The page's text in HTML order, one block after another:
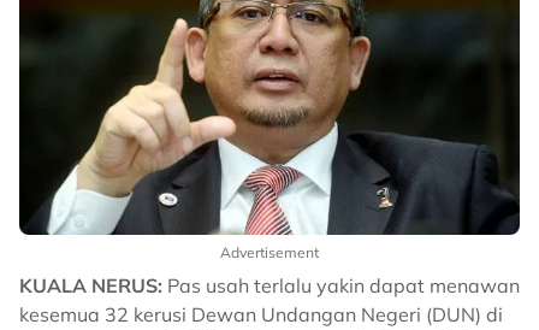
Advertisement
KUALA NERUS: Pas usah terlalu yakin dapat menawan
kesemua 32 kerusi Dewan Undangan Negeri (DUN) di